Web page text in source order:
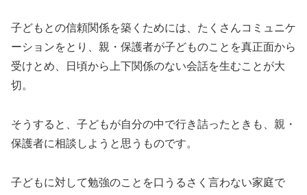
子どもとの信頼関係を築くためには、たくさんコミュニケ
ーションをとり、親・保護者が子どものことを真正面から
受けとめ、日頃から上下関係のない会話を生むことが大
切。
そうすると、子どもが自分の中で行き詰ったときも、親・
保護者に相談しようと思うものです。
子どもに対して勉強のことを口うるさく言わない家庭で